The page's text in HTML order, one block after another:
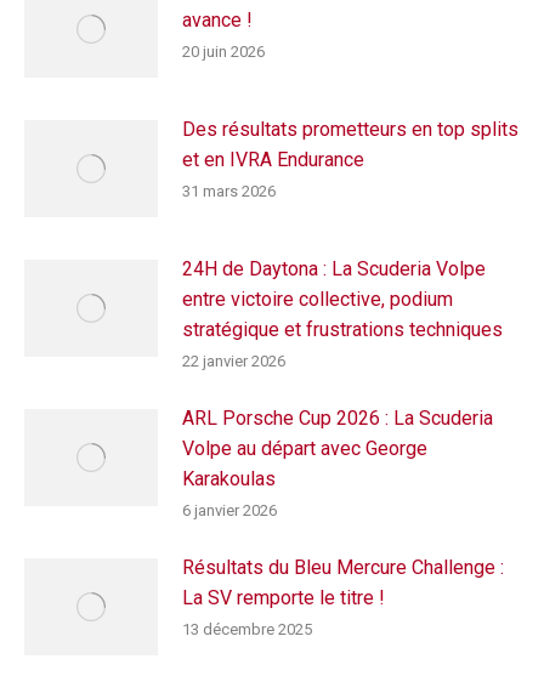
avance !
20 juin 2026
Des résultats prometteurs en top splits
et en IVRA Endurance
31 mars 2026
24H de Daytona : La Scuderia Volpe
entre victoire collective, podium
stratégique et frustrations techniques
22 janvier 2026
ARL Porsche Cup 2026 : La Scuderia
Volpe au départ avec George
Karakoulas
6 janvier 2026
Résultats du Bleu Mercure Challenge :
La SV remporte le titre !
13 décembre 2025